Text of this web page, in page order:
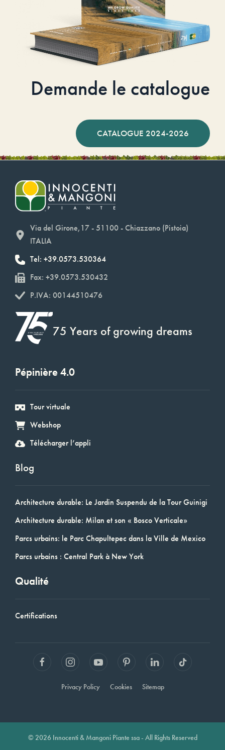
Demande le catalogue
CATALOGUE 2024-2026
Via del Girone,17 - 51100 - Chiazzano (Pistoia)
ITALIA
Tel: +39.0573.530364
Fax: +39.0573.530432
P.IVA: 00144510476
75 Years of growing dreams
Pépinière 4.0
Tour virtuale
Webshop
Télécharger l’appli
Blog
Architecture durable: Le Jardin Suspendu de la Tour Guinigi
Architecture durable: Milan et son « Bosco Verticale»
Parcs urbains: le Parc Chapultepec dans la Ville de Mexico
Parcs urbains : Central Park à New York
Qualité
Certifications
Privacy Policy Cookies Sitemap
© 2026 Innocenti & Mangoni Piante ssa - All Rights Reserved